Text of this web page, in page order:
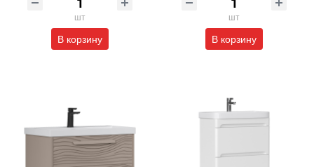
шт
В корзину
шт
В корзину